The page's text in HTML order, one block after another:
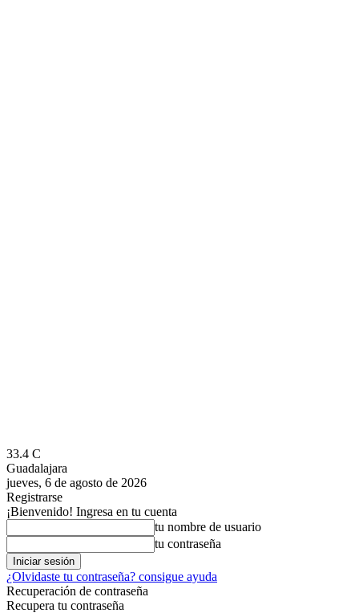
33.4 C
Guadalajara
jueves, 6 de agosto de 2026
Registrarse
¡Bienvenido! Ingresa en tu cuenta
tu nombre de usuario
tu contraseña
¿Olvidaste tu contraseña? consigue ayuda
Recuperación de contraseña
Recupera tu contraseña